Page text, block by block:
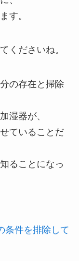
す。
くださいね。
の存在と掃除
湿器が、
ていることだ
ることになっ
条件を排除して